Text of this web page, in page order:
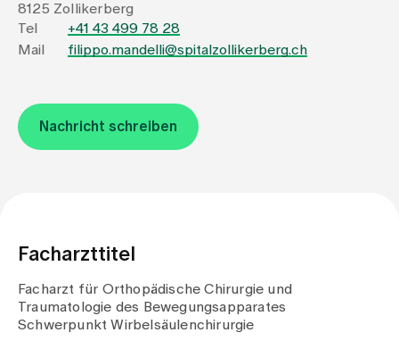
Über uns
Jobs & Karriere
Blog
Medien
Publikationen
8125 Zollikerberg
Tel
+41 43 499 78 28
Mail
filippo.mandelli@spitalzollikerberg.ch
Nachricht schreiben
Facharzttitel
Facharzt für Orthopädische Chirurgie und
Traumatologie des Bewegungsapparates
Schwerpunkt Wirbelsäulenchirurgie